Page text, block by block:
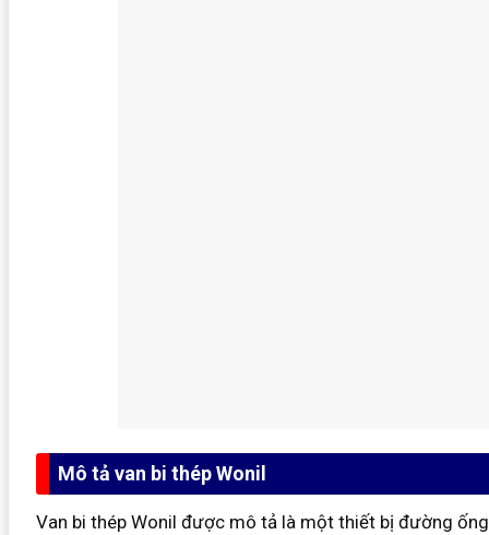
Mô tả van bi thép Wonil
Van bi thép Wonil được mô tả là một thiết bị đường